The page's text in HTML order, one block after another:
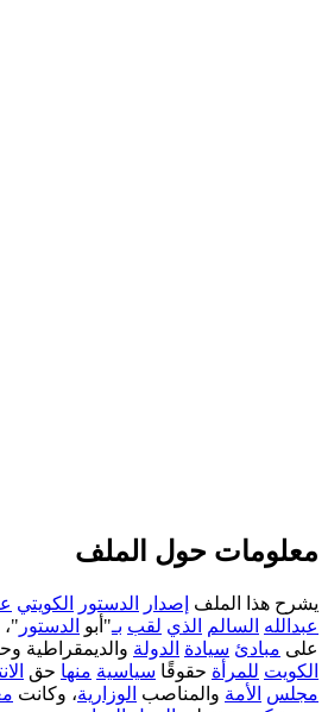
معلومات حول الملف
يشرح هذا الملف إصدار الدستور الكويتي
عبدالله
السالم الذي لقب بـ"أبو الدستور
على مبادئ سيادة الدولةوالديمقراطية
الكويت للمرأةحقوقًا سياسية منهاحق
مجلس
الأمةوالمناصب الوزارية، وكانت